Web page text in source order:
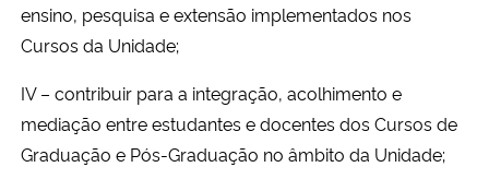
ensino, pesquisa e extensão implementados nos
Cursos da Unidade;
IV – contribuir para a integração, acolhimento e
mediação entre estudantes e docentes dosCursos de
Graduação e Pós-Graduação no âmbito da Unidade;